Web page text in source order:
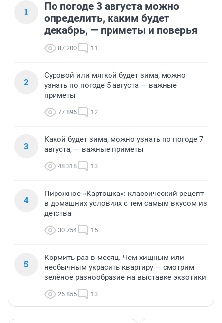
1
По погоде 3 августа можно
определить, каким будет
декабрь, — приметы и поверья
87 200 11
2
Суровой или мягкой будет зима, можно
узнать по погоде 5 августа — важные
приметы
77 896 12
3
Какой будет зима, можно узнать по погоде 7
августа, — важные приметы
48 318 13
4
Пирожное «Картошка»: классический рецепт
в домашних условиях с тем самым вкусом из
детства
30 754 15
5
Кормить раз в месяц. Чем хищным или
необычным украсить квартиру — смотрим
зелёное разнообразие на выставке экзотики
26 855 13